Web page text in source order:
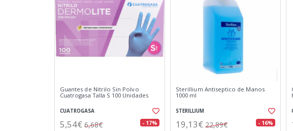
Guantes de Nitrilo Sin Polvo
Cuatrogasa Talla S 100 Unidades
CUATROGASA
5,54€ 6,68€ - 17%
Sterillium Antiseptico de Manos
1000 ml
STERILLIUM
19,13€ 22,89€ - 16%